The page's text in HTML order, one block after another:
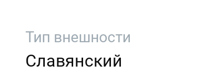
Тип внешности
Славянский